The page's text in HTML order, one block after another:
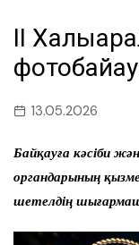
II
13.05.2026
Байқауға кәсіби
органдарының
шетелдің